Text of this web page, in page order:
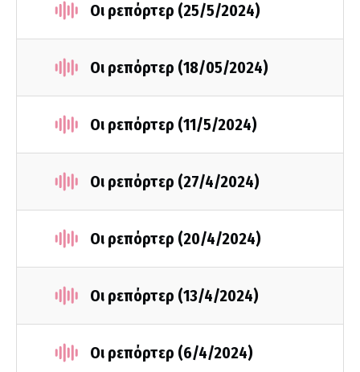
Οι ρεπόρτερ (25/5/2024)
Οι ρεπόρτερ (18/05/2024)
Οι ρεπόρτερ (11/5/2024)
Οι ρεπόρτερ (27/4/2024)
Οι ρεπόρτερ (20/4/2024)
Οι ρεπόρτερ (13/4/2024)
Οι ρεπόρτερ (6/4/2024)